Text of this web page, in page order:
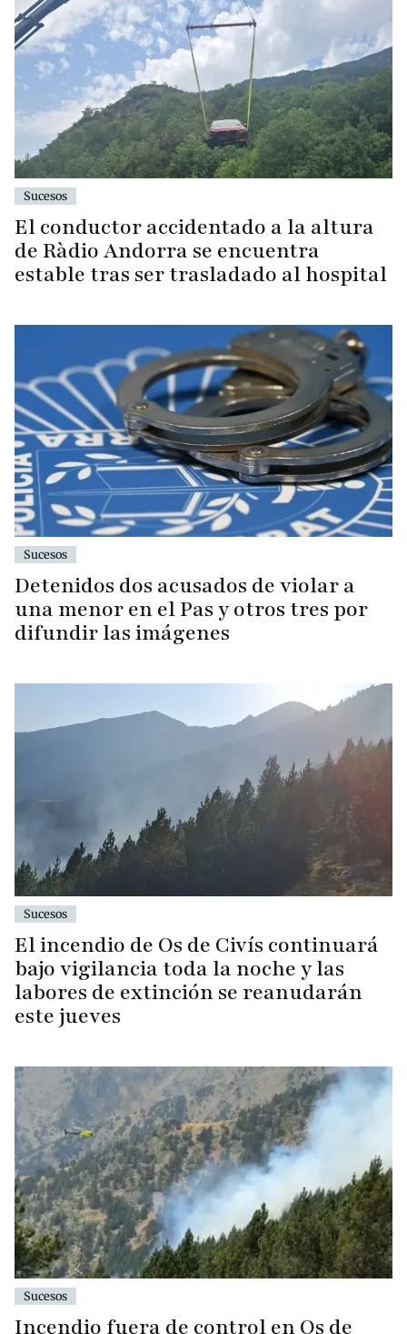
Sucesos
El conductor accidentado a la altura
de Ràdio Andorra se encuentra
estable tras ser trasladado al hospital
Sucesos
Detenidos dos acusados de violar a
una menor en el Pas y otros tres por
difundir las imágenes
Sucesos
El incendio de Os de Civís continuará
bajo vigilancia toda la noche y las
labores de extinción se reanudarán
este jueves
Sucesos
Incendio fuera de control en Os de